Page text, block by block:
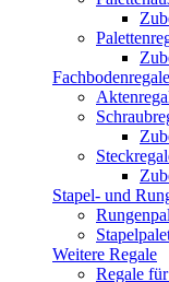
Fachbodenregale
Stapel- und
Weitere Regale
Regale